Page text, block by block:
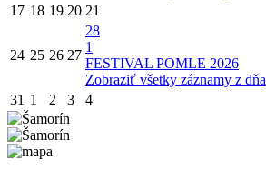
17 18 19 20 21
24 25 26 27
28
1
FESTIVAL POMLE 2026
Zobraziť všetky záznamy z dňa
31 1 2 3 4